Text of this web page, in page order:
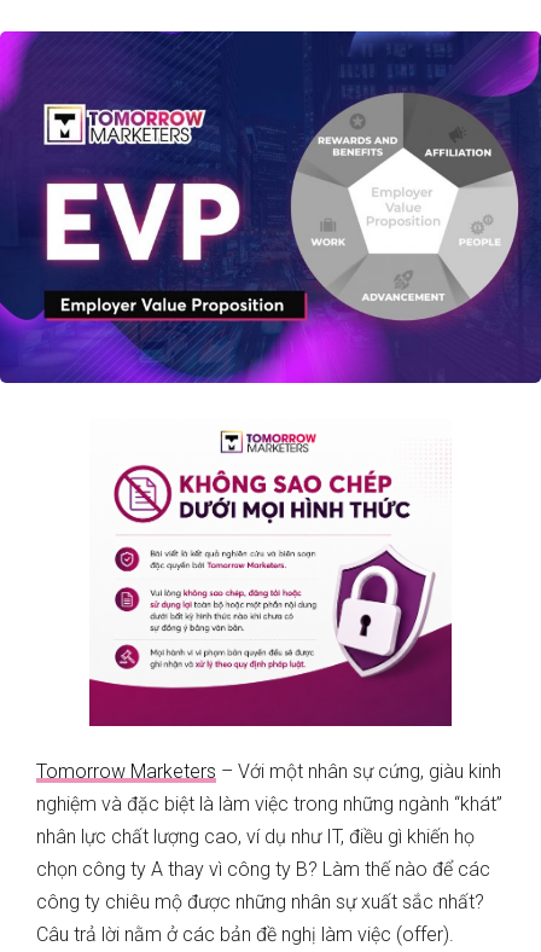
Tomorrow Marketers – Với một nhân sự cứng, giàu kinh
nghiệm và đặc biệt là làm việc trong những ngành “khát”
nhân lực chất lượng cao, ví dụ như IT, điều gì khiến họ
chọn công ty A thay vì công ty B? Làm thế nào để các
công ty chiêu mộ được những nhân sự xuất sắc nhất?
Câu trả lời nằm ở các bản đề nghị làm việc (offer).